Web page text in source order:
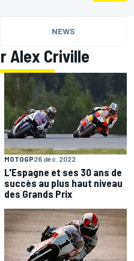
NEWS
Alex Criville
MOTOGP26 déc. 2022
L'Espagne et ses 30 ans de
succès au plus haut niveau
des Grands Prix